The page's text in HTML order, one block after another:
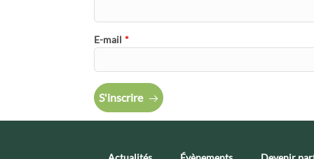
E-mail *
S'inscrire